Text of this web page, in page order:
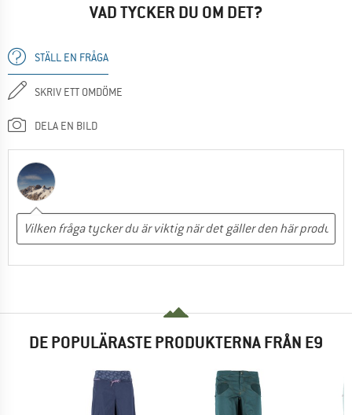
VAD TYCKER DU OM DET?
STÄLL EN FRÅGA
SKRIV ETT OMDÖME
DELA EN BILD
DE POPULÄRASTE PRODUKTERNA FRÅN E9